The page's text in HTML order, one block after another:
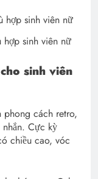
sinh viên nữ
sinh viên
cách retro,
Cực kỳ
chiều cao, vóc